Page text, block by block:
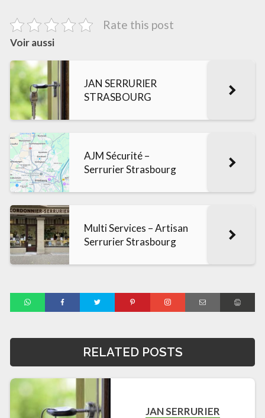
Rate this post
Voir aussi
JAN SERRURIER
STRASBOURG
AJM Sécurité –
Serrurier Strasbourg
Multi Services – Artisan
Serrurier Strasbourg
RELATED POSTS
JAN SERRURIER